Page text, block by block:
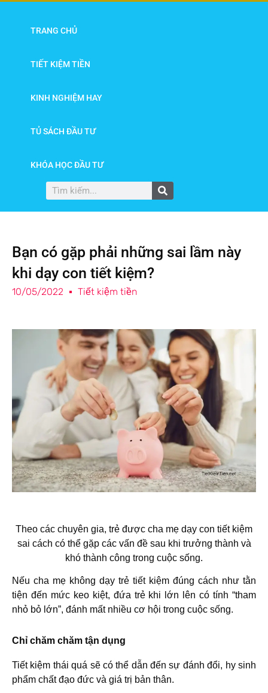
TRANG CHỦ
TIẾT KIỆM TIỀN
KINH NGHIỆM HAY
TỦ SÁCH ĐẦU TƯ
KHÓA HỌC ĐẦU TƯ
Bạn có gặp phải những sai lầm này
khi dạy con tiết kiệm?
10/05/2022 Tiết kiệm tiền
Theo các chuyên gia, trẻ được cha mẹ dạy con tiết kiệm
sai cách có thể gặp các vấn đề sau khi trưởng thành và
khó thành công trong cuộc sống.
Nếu cha mẹ không dạy trẻ tiết kiệm đúng cách như tằn
tiện đến mức keo kiệt, đứa trẻ khi lớn lên có tính “tham
nhỏ bỏ lớn”, đánh mất nhiều cơ hội trong cuộc sống.
Chỉ chăm chăm tận dụng
Tiết kiệm thái quá sẽ có thể dẫn đến sự đánh đổi, hy sinh
phẩm chất đạo đức và giá trị bản thân.